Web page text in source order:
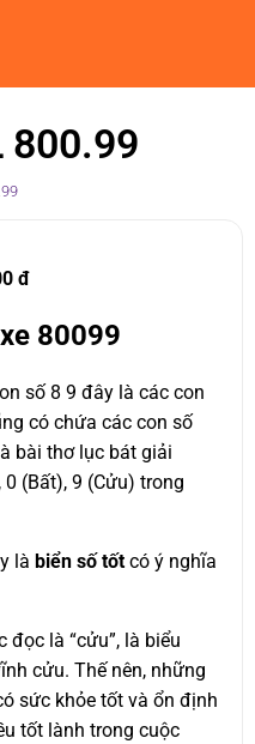
800.99
đ
80099
số 8 9 đây là các con
có chứa các con số
bài thơ lục bát giải
(Bất), 9 (Cửu) trong
là biển số tốt có ý nghĩa
đọc là “cửu”, là biểu
cửu. Thế nên, những
sức khỏe tốt và ổn định
tốt lành trong cuộc